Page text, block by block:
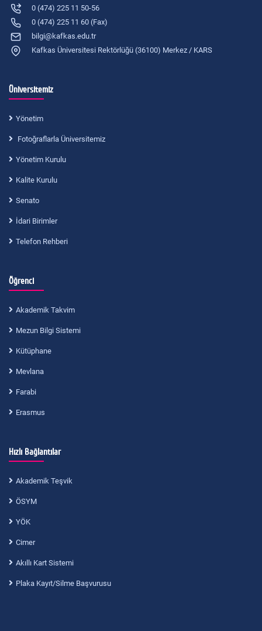
0 (474) 225 11 50-56
0 (474) 225 11 60 (Fax)
bilgi@kafkas.edu.tr
Kafkas Üniversitesi Rektörlüğü (36100) Merkez / KARS
Üniversitemiz
Yönetim
Fotoğraflarla Üniversitemiz
Yönetim Kurulu
Kalite Kurulu
Senato
İdari Birimler
Telefon Rehberi
Öğrenci
Akademik Takvim
Mezun Bilgi Sistemi
Kütüphane
Mevlana
Farabi
Erasmus
Hızlı Bağlantılar
Akademik Teşvik
ÖSYM
YÖK
Cimer
Akıllı Kart Sistemi
Plaka Kayıt/Silme Başvurusu